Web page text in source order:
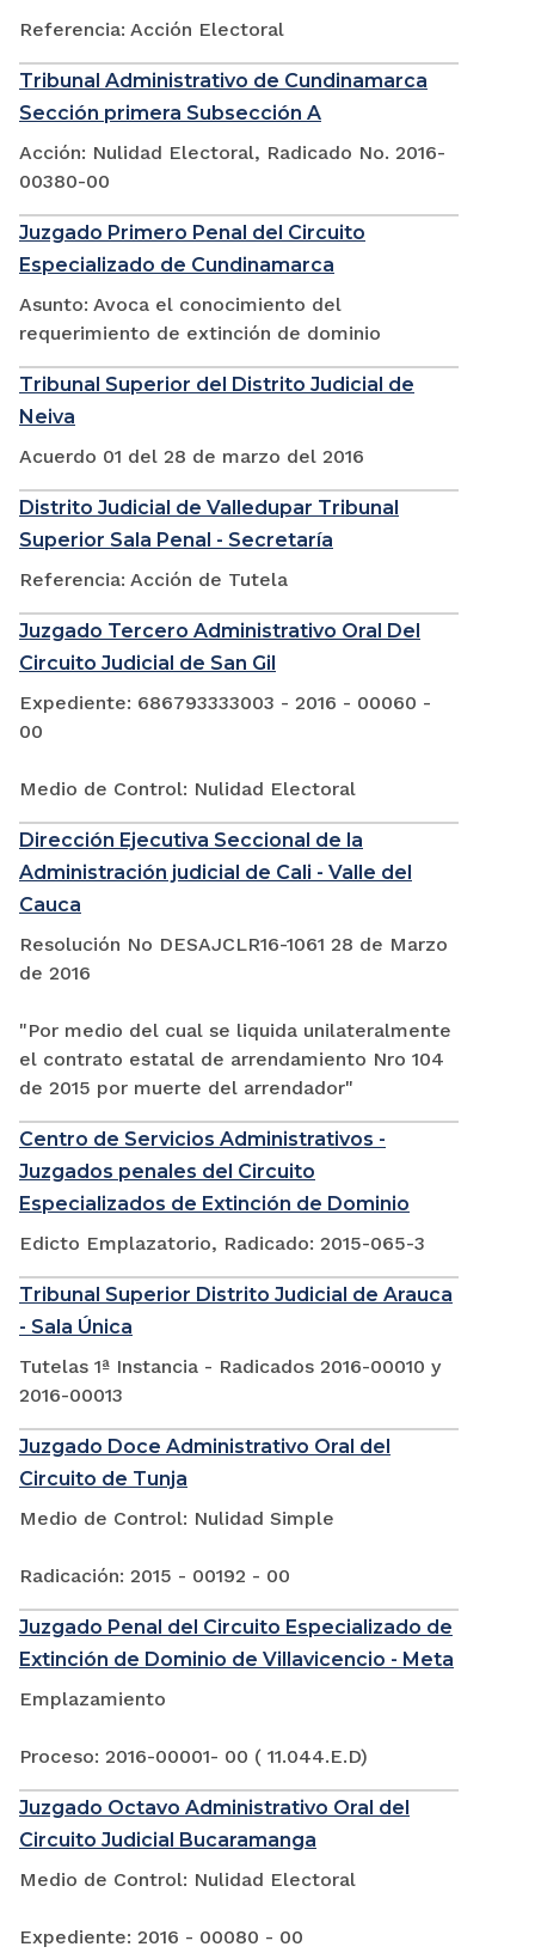
Referencia: Acción Electoral
Tribunal Administrativo de Cundinamarca
Sección primera Subsección A
Acción: Nulidad Electoral, Radicado No. 2016-
00380-00
Juzgado Primero Penal del Circuito
Especializado de Cundinamarca
Asunto: Avoca el conocimiento del
requerimiento de extinción de dominio
Tribunal Superior del Distrito Judicial de
Neiva
Acuerdo 01 del 28 de marzo del 2016
Distrito Judicial de Valledupar Tribunal
Superior Sala Penal - Secretaría
Referencia: Acción de Tutela
Juzgado Tercero Administrativo Oral Del
Circuito Judicial de San Gil
Expediente: 686793333003 - 2016 - 00060 -
00
Medio de Control: Nulidad Electoral
Dirección Ejecutiva Seccional de la
Administración judicial de Cali - Valle del
Cauca
Resolución No DESAJCLR16-1061 28 de Marzo
de 2016
"Por medio del cual se liquida unilateralmente
el contrato estatal de arrendamiento Nro 104
de 2015 por muerte del arrendador"
Centro de Servicios Administrativos -
Juzgados penales del Circuito
Especializados de Extinción de Dominio
Edicto Emplazatorio, Radicado: 2015-065-3
Tribunal Superior Distrito Judicial de Arauca
- Sala Única
Tutelas 1ª Instancia - Radicados 2016-00010 y
2016-00013
Juzgado Doce Administrativo Oral del
Circuito de Tunja
Medio de Control: Nulidad Simple
Radicación: 2015 - 00192 - 00
Juzgado Penal del Circuito Especializado de
Extinción de Dominio de Villavicencio - Meta
Emplazamiento
Proceso: 2016-00001- 00 ( 11.044.E.D)
Juzgado Octavo Administrativo Oral del
Circuito Judicial Bucaramanga
Medio de Control: Nulidad Electoral
Expediente: 2016 - 00080 - 00